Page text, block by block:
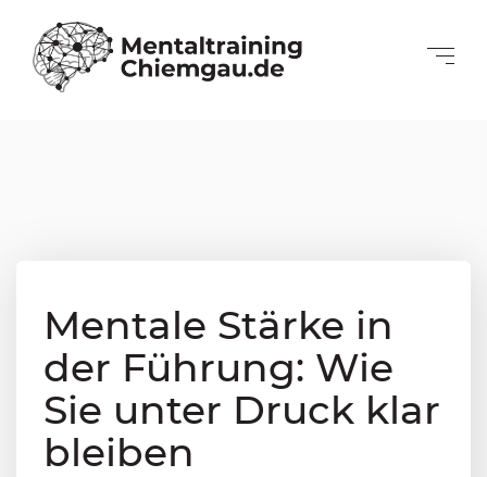
Mentale Stärke in
der Führung: Wie
Sie unter Druck klar
bleiben